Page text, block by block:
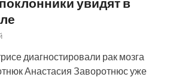
диагностировали рак мозга
Анастасия Заворотнюс уже